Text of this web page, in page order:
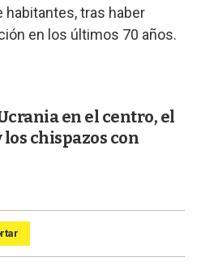
habitantes, tras haber
en los últimos 70 años.
en el centro, el
chispazos con